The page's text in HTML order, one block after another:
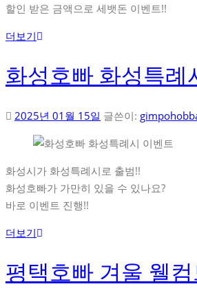
할인 받은 금액으로 세뱃돈 이벤트!!
더보기
화성호빠 화성특례
2025년 01월 15일 글쓴이:
화성시가 화성특례시로 출범!!
화성호빠가 가만히 있을 수 있나요?
바로 이벤트 진행!!
더보기
평택호빠 겨울 웰